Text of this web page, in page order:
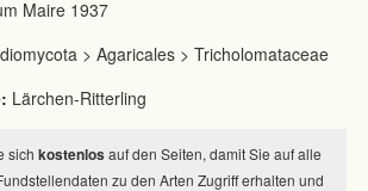
Maire 1937
> Agaricales > Tricholomataceae
Lärchen-Ritterling
sich kostenlos auf den Seiten, damit Sie auf alle
zu den Arten Zugriff erhalten und